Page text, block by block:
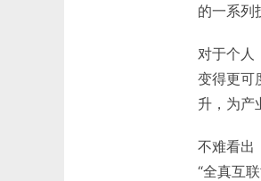
的一系列
对于个人
变得更可
升，为产
不难看出
“全真互